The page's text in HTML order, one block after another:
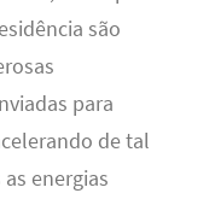
são
para
de tal
energias